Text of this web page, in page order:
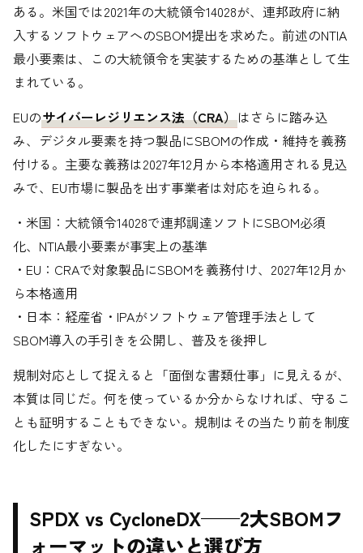
ある。米国では2021年の大統領令14028が、連邦政府に納
入するソフトウェアへのSBOM提出を求めた。前述のNTIA
最小要素は、この大統領令を実装するための基準として生
まれている。
EUのサイバーレジリエンス法（CRA）はさらに踏み込
み、デジタル要素を持つ製品にSBOMの作成・維持を義務
付ける。主要な義務は2027年12月から本格適用される見込
みで、EU市場に製品を出す事業者は対応を迫られる。
・米国：大統領令14028で連邦調達ソフトにSBOM必須
化、NTIA最小要素が事実上の基準
・EU：CRAで対象製品にSBOMを義務付け、2027年12月か
ら本格適用
・日本：経産省・IPAがソフトウェア管理手法として
SBOM導入の手引きを公開し、普及を後押し
規制対応として捉えると「面倒な書類仕事」に見えるが、
本質は同じだ。何を使っているか分からなければ、守るこ
とも証明することもできない。規制はその当たり前を制度
化したにすぎない。
SPDX vs CycloneDX——2大SBOMフ
ォーマットの違いと選び方